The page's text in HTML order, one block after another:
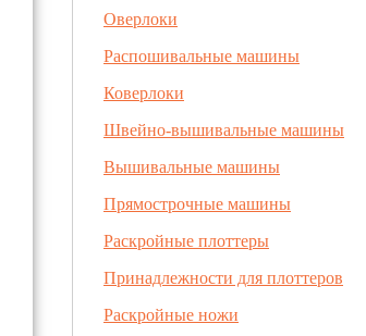
Оверлоки
Распошивальные машины
Коверлоки
Швейно-вышивальные машины
Вышивальные машины
Прямострочные машины
Раскройные плоттеры
Принадлежности для плоттеров
Раскройные ножи